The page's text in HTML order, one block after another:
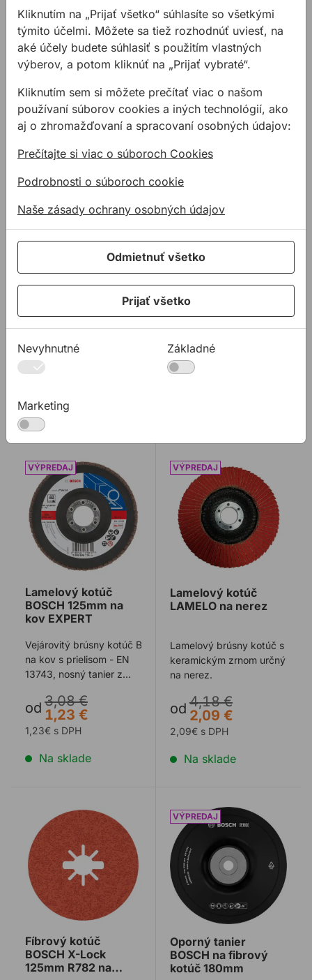
od1,43 €
1,43€ s DPH
Na sklade
1,57 €/ ks
1,57€ s DPH
Na sklade
Hrncový brúsny kotúč BOSCH na oceľ
Hrncový brúsny
kotúč BOSCH na
Hrncový brúsny kotúč do
ručných uhlových brúsok
od 23,74 €
23,74€ s DPH
Nie je na sklade
Lamelový kotúč LAMELO
Lamelový kotúč
LAMELO na nerez a
oceľ
Lamelový brúsny kotúč
zirkónový.
od2,55 €
1,27 €
Lamelový kotúč BOSCH 125mm na kov EXPERT
Lamelový kotúč
BOSCH 125mm na
kov EXPERT
Vejárovitý brúsny kotúč BOSCH
na kov s prielisom - EN
13743, nosný tanier z
...
od 3,08 €
1,23 €
1,23€ s DPH
Na sklade
Lamelový kotúč LAMELO
Lamelový kotúč
LAMELO na nerez
Lamelový brúsny kotúč s
keramickým zrnom určný
na nerez.
od 4,18 €
2,09 €
2,09€ s DPH
Na sklade
Fíbrový kotúč BOSCH X-Lock 125mm R782 na nerez
Fíbrový kotúč
BOSCH X-Lock
125mm R782 na
Oporný tanier BOSCH na
Oporný tanier
BOSCH na fibrový
kotúč 180mm
Kliknutím na „Prijať všetko“ súhlasíte so všetkými
týmito účelmi. Môžete sa tiež rozhodnúť uviesť, na
aké účely budete súhlasiť s použitím vlastných
výberov, a potom kliknúť na „Prijať vybraté“.
Kliknutím sem si môžete prečítať viac o našom
používaní súborov cookies a iných technológií, ako
aj o zhromažďovaní a spracovaní osobných údajov:
Prečítajte si viac o súboroch Cookies
Podrobnosti o súboroch cookie
Naše zásady ochrany osobných údajov
Odmietnuť všetko
Prijať všetko
Nevyhnutné Základné
Marketing